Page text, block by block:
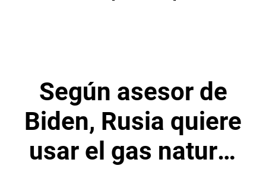
Según asesor de
Biden, Rusia quiere
usar el gas natural